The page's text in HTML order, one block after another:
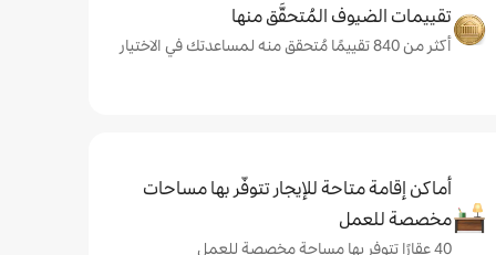
تقييمات الضيوف المُتحقَّق منها
أكثر من 840 تقييمًا مُتحقق منه لمساعدتك في الاختيار
أماكن إقامة متاحة للإيجار تتوفّر بها مساحات
مخصصة للعمل
40 عقارًا تتوفر بها مساحة مخصصة للعمل